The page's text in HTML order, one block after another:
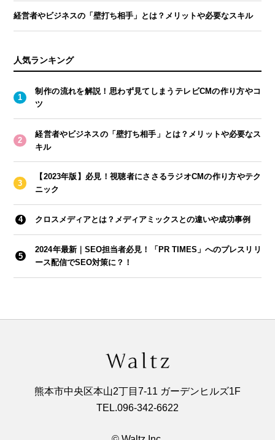
経営者やビジネスの「壁打ち相手」とは？メリットや必要なスキル
人気ランキング
制作の流れを解説！思わず見てしまうテレビCMの作り方やコ
ツ
経営者やビジネスの「壁打ち相手」とは？メリットや必要なス
キル
【2023年版】必見！視聴者にささるラジオCMの作り方やテク
ニック
クロスメディアとは？メディアミックスとの違いや成功事例
2024年最新｜SEO担当者必見！「PR TIMES」へのプレスリリ
ース配信でSEO対策に？！
熊本市中央区本山2丁目7-11 ガーデンヒルズ1F
TEL.096‐342‐6622